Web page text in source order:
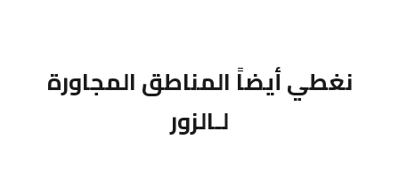
نغطي أيضاً المناطق المجاورة
لـالزور